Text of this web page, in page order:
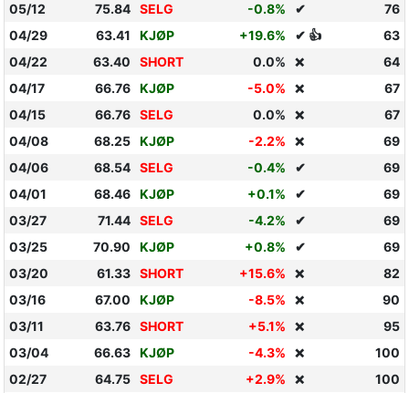
05/12
75.84 SELG -0.8% ✔
76
04/29
63.41 KJØP +19.6% ✔ 👍
63
04/22
63.40 SHORT 0.0% ❌
64
04/17
66.76 KJØP -5.0% ❌
67
04/15
66.76 SELG 0.0% ❌
67
04/08
68.25 KJØP -2.2% ❌
69
04/06
68.54 SELG -0.4% ✔
69
04/01
68.46 KJØP +0.1% ✔
69
03/27
71.44 SELG -4.2% ✔
69
03/25
70.90 KJØP +0.8% ✔
69
03/20
61.33 SHORT +15.6% ❌
82
03/16
67.00 KJØP -8.5% ❌
90
03/11
63.76 SHORT +5.1% ❌
95
03/04
66.63 KJØP -4.3% ❌
100
02/27
64.75 SELG +2.9% ❌
100